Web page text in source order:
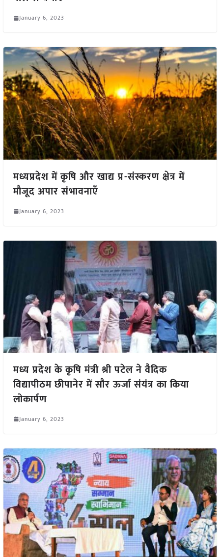
January 6, 2023
मध्यप्रदेश में कृषि और खाद्य प्र-संस्करण क्षेत्र में
मौजूद अपार संभावनाएँ
January 6, 2023
मध्य प्रदेश के कृषि मंत्री श्री पटेल ने वैदिक
विद्यापीठम छीपानेर में सौर ऊर्जा संयंत्र का किया
लोकार्पण
January 6, 2023